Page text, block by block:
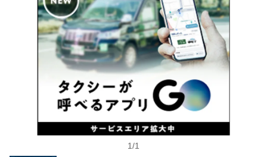
1/1